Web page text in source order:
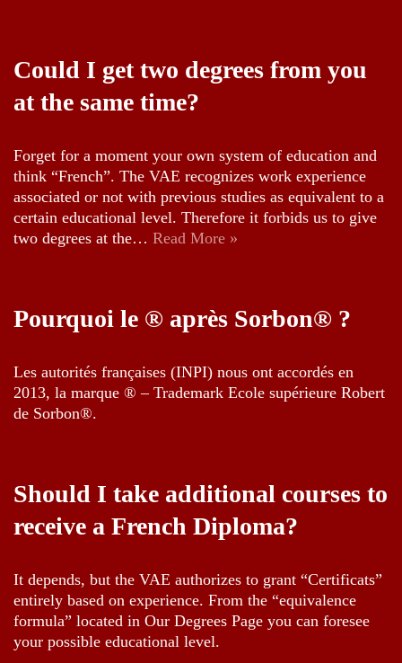
Could I get two degrees from you
at the same time?
Forget for a moment your own system of education and
think “French”. The VAE recognizes work experience
associated or not with previous studies as equivalent to a
certain educational level. Therefore it forbids us to give
two degrees at the… Read More »
Pourquoi le ® après Sorbon® ?
Les autorités françaises (INPI) nous ont accordés en
2013, la marque ® – Trademark Ecole supérieure Robert
de Sorbon®.
Should I take additional courses to
receive a French Diploma?
It depends, but the VAE authorizes to grant “Certificats”
entirely based on experience. From the “equivalence
formula” located in Our Degrees Page you can foresee
your possible educational level.